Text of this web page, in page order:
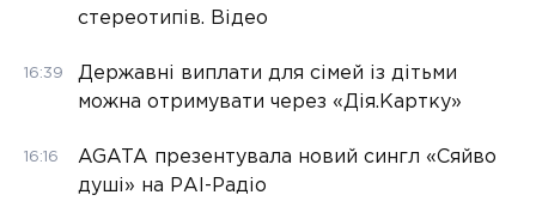
стереотипів. Відео
16:39
Державні виплати для сімей із дітьми
можна отримувати через «Дія.Картку»
16:16
AGATA презентувала новий сингл «Сяйво
душі» на РАІ-Радіо